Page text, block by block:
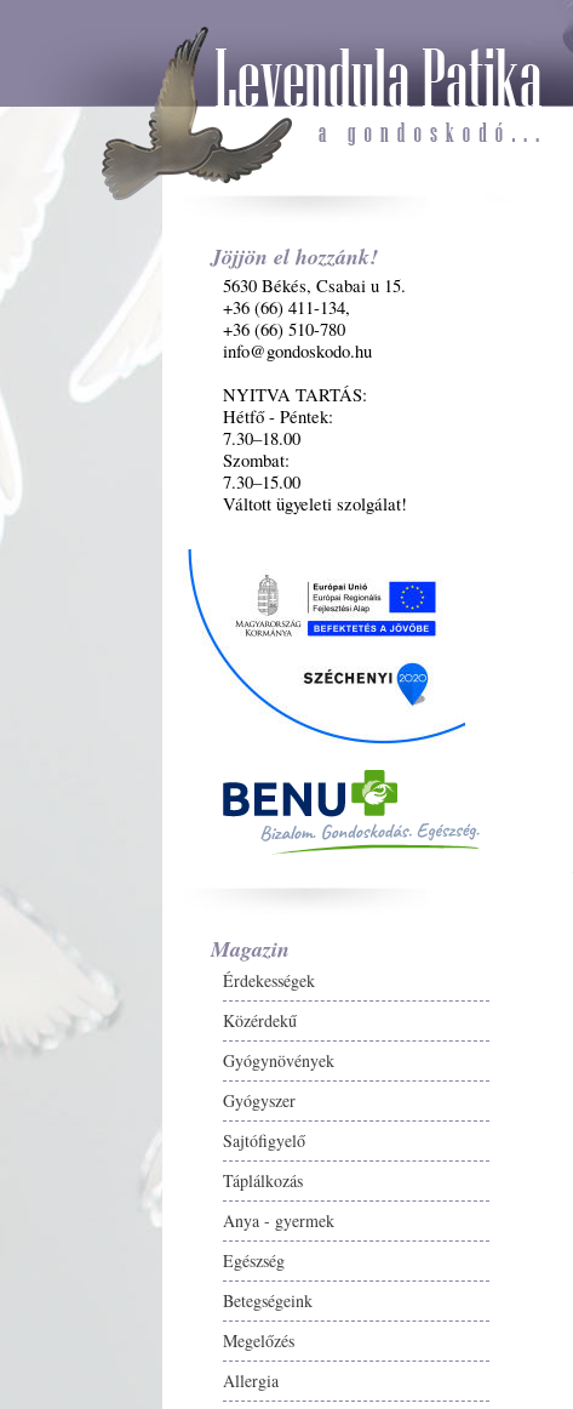
Jöjjön el hozzánk!
5630 Békés, Csabai u 15.
+36 (66) 411-134,
+36 (66) 510-780
info@gondoskodo.hu
NYITVA TARTÁS:
Hétfő - Péntek:
7.30–18.00
Szombat:
7.30–15.00
Váltott ügyeleti szolgálat!
Magazin
Érdekességek
Közérdekű
Gyógynövények
Gyógyszer
Sajtófigyelő
Táplálkozás
Anya - gyermek
Egészség
Betegségeink
Megelőzés
Allergia